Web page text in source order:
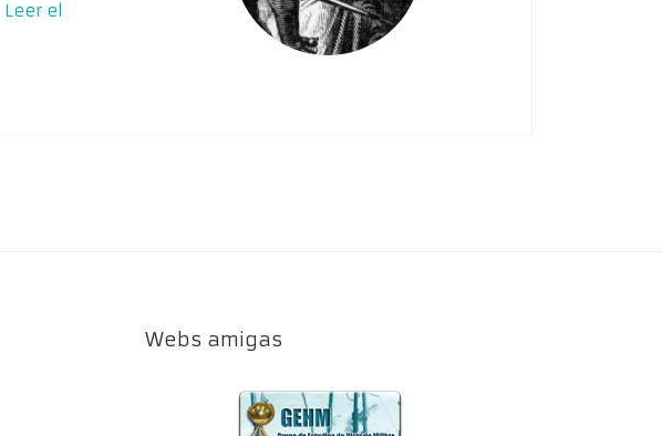
Leer el
Webs amigas